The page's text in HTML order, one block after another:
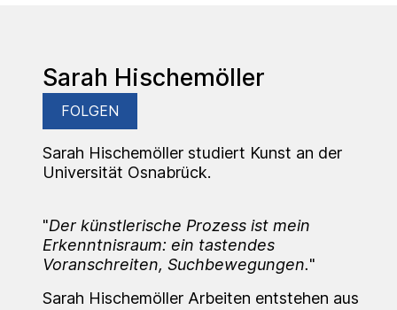
Sarah Hischemöller
FOLGEN
Sarah Hischemöller studiert Kunst an der
Universität Osnabrück.
"Der künstlerische Prozess ist mein
Erkenntnisraum: ein tastendes
Voranschreiten, Suchbewegungen."
Sarah Hischemöller Arbeiten entstehen aus